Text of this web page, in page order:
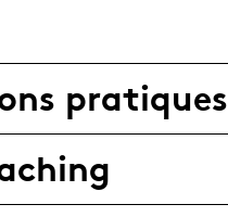
pratiques